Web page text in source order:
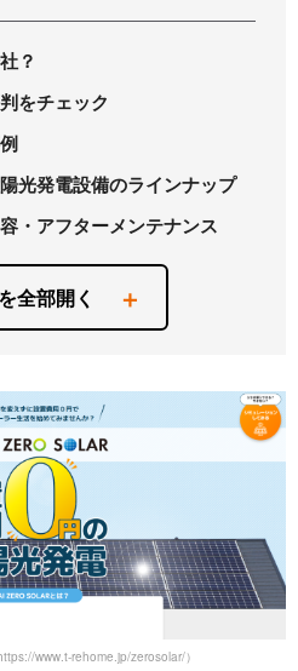
？
をチェック
光発電設備のラインナップ
・アフターメンテナンス
全部開く
www.t-rehome.jp/zerosolar/）